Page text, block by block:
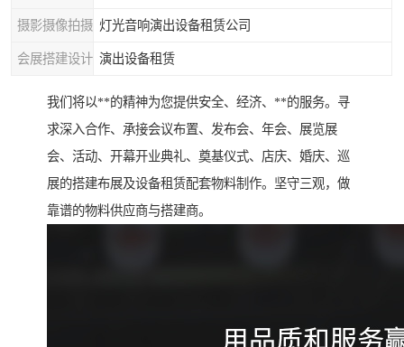
摄影摄像拍摄 灯光音响演出设备租赁公司
会展搭建设计 演出设备租赁
我们将以**的精神为您提供安全、经济、**的服务。寻
求深入合作、承接会议布置、发布会、年会、展览展
会、活动、开幕开业典礼、奠基仪式、店庆、婚庆、巡
展的搭建布展及设备租赁配套物料制作。坚守三观，做
靠谱的物料供应商与搭建商。